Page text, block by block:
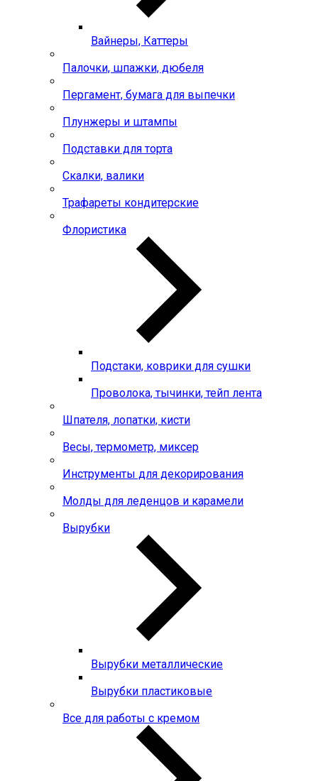
Вайнеры, Каттеры
Палочки, шпажки, дюбеля
Пергамент, бумага для выпечки
Плунжеры и штампы
Подставки для торта
Скалки, валики
Трафареты кондитерские
Флористика
Подстаки, коврики для сушки
Проволока, тычинки, тейп лента
Шпателя, лопатки, кисти
Весы, термометр, миксер
Инструменты для декорирования
Молды для леденцов и карамели
Вырубки
Вырубки металлические
Вырубки пластиковые
Все для работы с кремом